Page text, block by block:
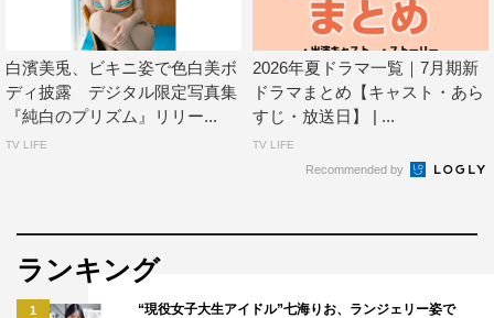
白濱美兎、ビキニ姿で色白美ボ
ディ披露 デジタル限定写真集
『純白のプリズム』リリー...
TV LIFE
2026年夏ドラマ一覧｜7月期新
ドラマまとめ【キャスト・あら
すじ・放送日】 | ...
TV LIFE
Recommended by
ランキング
1
“現役女子大生アイドル”七海りお、ランジェリー姿で